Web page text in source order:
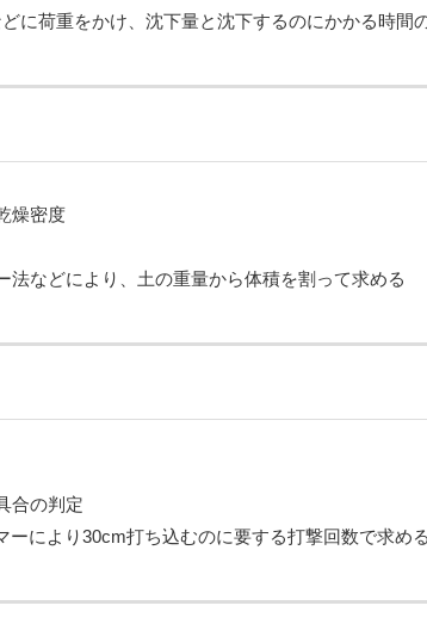
に荷重をかけ、沈下量と沈下するのにかかる時間
燥密度
法などにより、土の重量から体積を割って求める
合の判定
ーにより30cm打ち込むのに要する打撃回数で求める